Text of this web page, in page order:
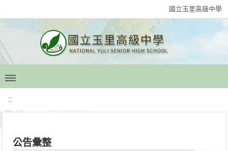
國立玉里高級中學
:::
公告彙整